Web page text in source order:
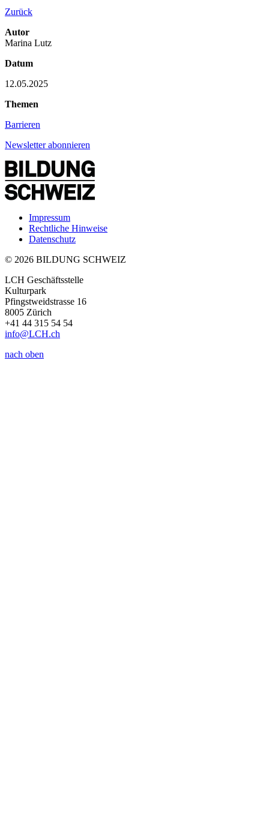
Zurück
Autor
Marina Lutz
Datum
12.05.2025
Themen
Barrieren
Newsletter abonnieren
Impressum
Rechtliche Hinweise
Datenschutz
© 2026 BILDUNG SCHWEIZ
LCH Geschäftsstelle
Kulturpark
Pfingstweidstrasse 16
8005 Zürich
+41 44 315 54 54
info@LCH.ch
nach oben